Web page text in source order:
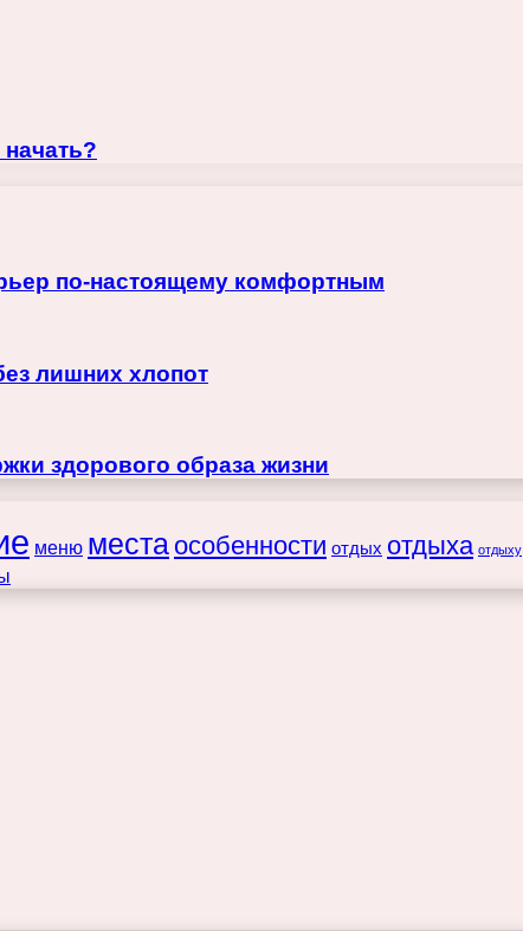
по-настоящему комфортным
лишних хлопот
здорового образа жизни
меню места особенности отдых отдыха отдыху